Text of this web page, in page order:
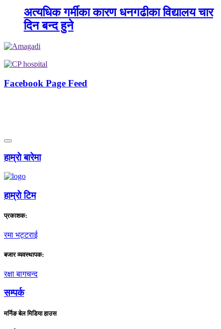
अत्यधिक गर्मीका कारण धनगढीका विद्यालय चार
दिन बन्द हुने
Facebook Page Feed
हाम्राे बारेमा
हाम्राे टिम
प्रकाशक:
रमा भट्टराई
बजार व्यवस्थापक:
रक्षा बागचन्द
सम्पर्क
मर्निङ बेल मिडिया हाउस